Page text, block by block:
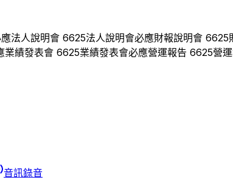
法人說明會 6625法人說明會必應財報說明會 6625
業績發表會 6625業績發表會必應營運報告 6625營
音訊錄音